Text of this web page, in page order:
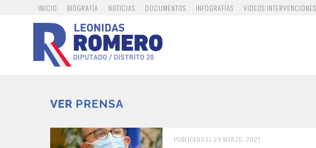
INICIO BIOGRAFÍA NOTICIAS DOCUMENTOS INFOGRAFÍAS VIDEOS INTERVENCIONES
VER PRENSA
PUBLICADO EL 29 MARZO, 2021